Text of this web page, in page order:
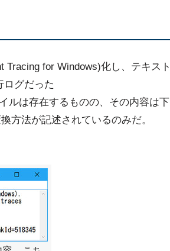
Tracing for Windows)化し、テキスト
ログだった
ルは存在するものの、その内容は下
方法が記述されているのみだ。